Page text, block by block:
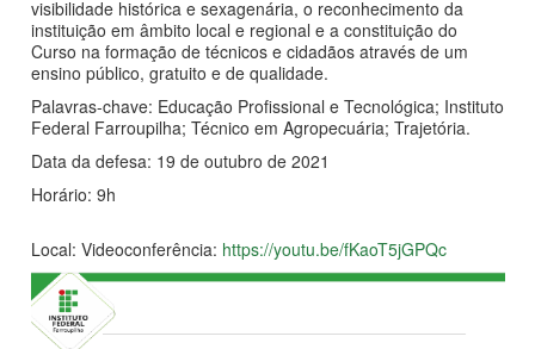
visibilidade histórica e sexagenária, o reconhecimento da
instituição em âmbito local e regional e a constituição do
Curso na formação de técnicos e cidadãos através de um
ensino público, gratuito e de qualidade.
Palavras-chave: Educação Profissional e Tecnológica; Instituto
Federal Farroupilha; Técnico em Agropecuária; Trajetória.
Data da defesa: 19 de outubro de 2021
Horário: 9h
Local: Videoconferência: https://youtu.be/fKaoT5jGPQc